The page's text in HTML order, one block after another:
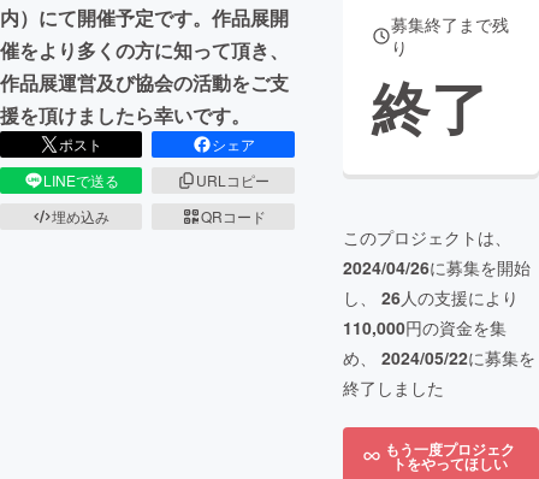
内）にて開催予定です。作品展開
催をより多くの方に知って頂き、
作品展運営及び協会の活動をご支
援を頂けましたら幸いです。
ポスト
シェア
LINEで送る
URLコピー
埋め込み
QRコード
募集終了まで残
り
終了
このプロジェクトは、
2024/04/26に募集を開始
し、 26人の支援により
110,000円の資金を集
め、 2024/05/22に募集を
終了しました
もう一度プロジェク
トをやってほしい